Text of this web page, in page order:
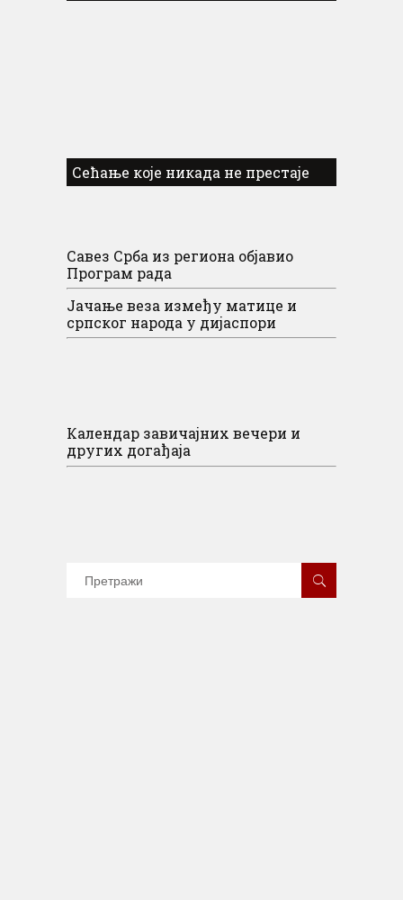
Сећање које никада не престаје
Савез Срба из региона објавио
Програм рада
Јачање веза између матице и
српског народа у дијаспори
Календар завичајних вечери и
других догађаја